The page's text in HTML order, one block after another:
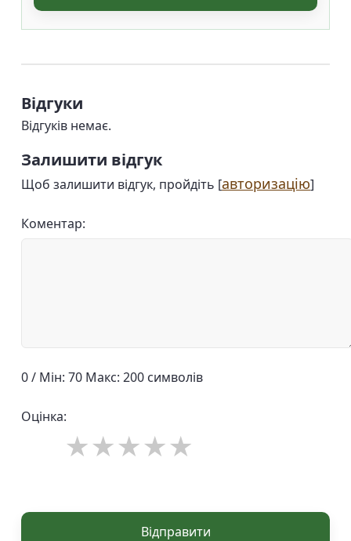
Відгуки
Відгуків немає.
Залишити відгук
Щоб залишити відгук, пройдіть [авторизацію]
Коментар:
0 / Мін: 70 Макс: 200 символів
Оцінка:
Відправити